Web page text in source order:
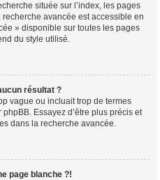
située sur l’index, les pages
avancée est accessible en
» disponible sur toutes les pages
du style utilisé.
résultat ?
vague ou incluait trop de termes
Essayez d’être plus précis et
dans la recherche avancée.
page blanche ?!